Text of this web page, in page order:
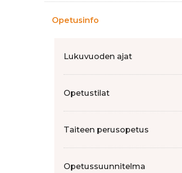
Opetusinfo
Lukuvuoden ajat
Opetustilat
Taiteen perusopetus
Opetussuunnitelma